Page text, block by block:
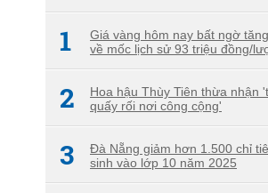
1
Giá vàng hôm nay bất ngờ
về mốc lịch sử 93 triệu đồng/
2
Hoa hậu Thùy Tiên thừa nhận
quấy rối nơi công cộng'
3
Đà Nẵng giảm hơn 1.500 chỉ
sinh vào lớp 10 năm 2025